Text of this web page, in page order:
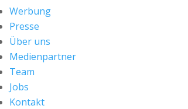
Werbung
Presse
Über uns
Medienpartner
Team
Jobs
Kontakt